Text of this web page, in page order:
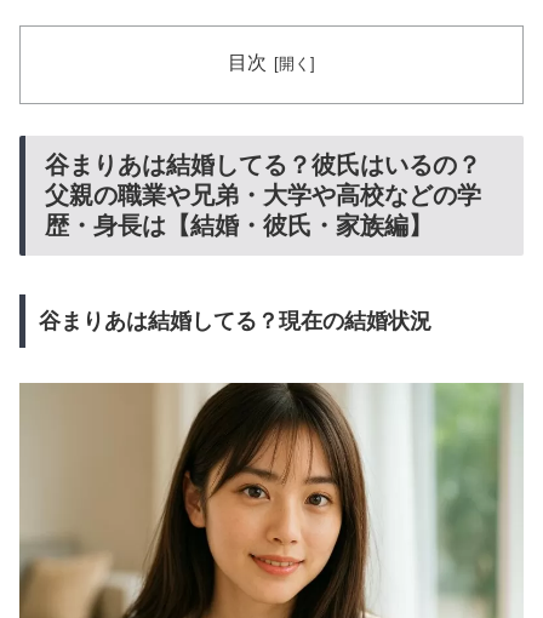
目次
谷まりあは結婚してる？彼氏はいるの？
父親の職業や兄弟・大学や高校などの学
歴・身長は【結婚・彼氏・家族編】
谷まりあは結婚してる？現在の結婚状況